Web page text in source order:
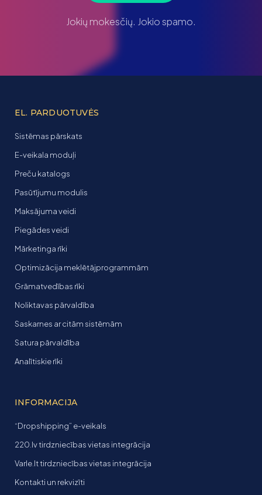
Jokių mokesčių. Jokio spamo.
EL. PARDUOTUVĖS
Sistēmas pārskats
E-veikala moduļi
Preču katalogs
Pasūtījumu modulis
Maksājuma veidi
Piegādes veidi
Mārketinga rīki
Optimizācija meklētājprogrammām
Grāmatvedības rīki
Noliktavas pārvaldība
Saskarnes ar citām sistēmām
Satura pārvaldība
Analītiskie rīki
INFORMACIJA
“Dropshipping” e-veikals
220.lv tirdzniecības vietas integrācija
Varle.lt tirdzniecības vietas integrācija
Kontakti un rekvizīti